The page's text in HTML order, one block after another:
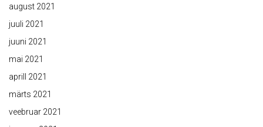
august 2021
juuli 2021
juuni 2021
mai 2021
aprill 2021
märts 2021
veebruar 2021